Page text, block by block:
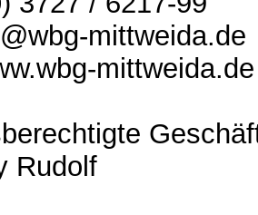
mittweida.de
mittweida.de
Rudolf